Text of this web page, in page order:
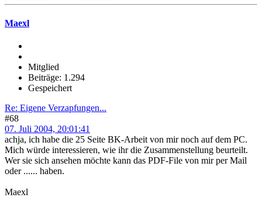
Maexl
Mitglied
Beiträge: 1.294
Gespeichert
Re: Eigene Verzapfungen...
#68
07. Juli 2004, 20:01:41
achja, ich habe die 25 Seite BK-Arbeit von mir noch auf dem PC.
Mich würde interessieren, wie ihr die Zusammenstellung beurteilt.
Wer sie sich ansehen möchte kann das PDF-File von mir per Mail
oder ...... haben.
Maexl